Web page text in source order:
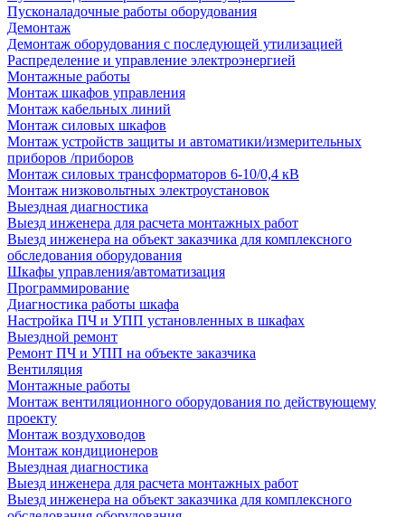
Пусконаладочные работы оборудования
Демонтаж
Демонтаж оборудования с последующей утилизацией
Распределение и управление электроэнергией
Монтажные работы
Монтаж шкафов управления
Монтаж кабельных линий
Монтаж силовых шкафов
Монтаж устройств защиты и автоматики/измерительных
приборов /приборов
Монтаж силовых трансформаторов 6-10/0,4 кВ
Монтаж низковольтных электроустановок
Выездная диагностика
Выезд инженера для расчета монтажных работ
Выезд инженера на объект заказчика для комплексного
обследования оборудования
Шкафы управления/автоматизация
Программирование
Диагностика работы шкафа
Настройка ПЧ и УПП установленных в шкафах
Выездной ремонт
Ремонт ПЧ и УПП на объекте заказчика
Вентиляция
Монтажные работы
Монтаж вентиляционного оборудования по действующему
проекту
Монтаж воздуховодов
Монтаж кондиционеров
Выездная диагностика
Выезд инженера для расчета монтажных работ
Выезд инженера на объект заказчика для комплексного